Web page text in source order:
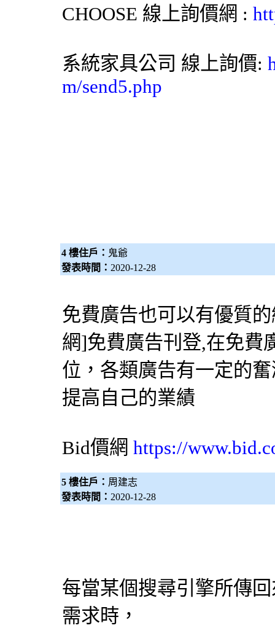
CHOOSE 線上詢價網 :
系統家具公司 線上詢價:
m/send5.php
4 樓住戶： 鬼爺
發表時間： 2020-12-28
免費廣告也可以有優質
網]免費廣告刊登,在免費
位，各類廣告有一定的
提高自己的業績
Bid價網 https://
5 樓住戶： 周建志
發表時間： 2020-12-28
每當某個搜尋引擎所傳
需求時，